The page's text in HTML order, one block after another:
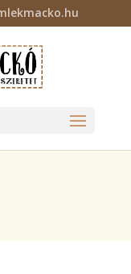
follows optional
wp-